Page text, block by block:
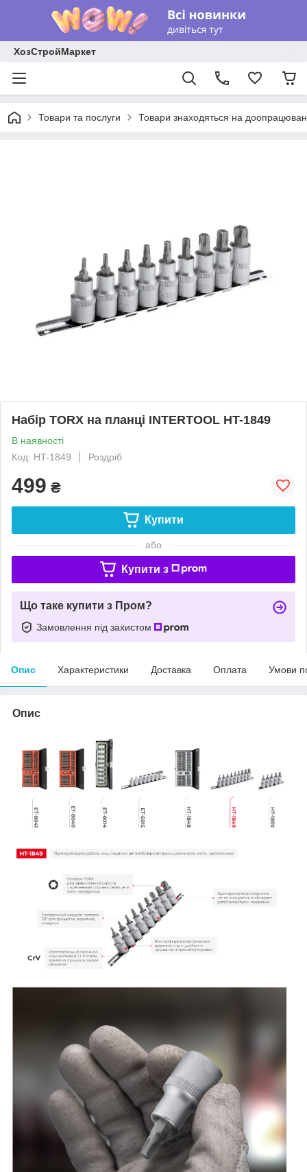
ХозСтройМаркет
Товари та послуги Товари знаходяться на
Набір TORX на планці INTERTOOL HT-1849
В наявності
Код: HT-1849
Роздріб
499 ₴
Купити
або
Купити з
Що таке купити з Пром?
Замовлення під захистом
Опис Характеристики Доставка Оплата Умови
Опис